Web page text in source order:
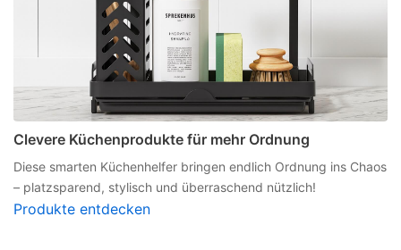
Clevere Küchenprodukte für mehr Ordnung
Diese smarten Küchenhelfer bringen endlich Ordnung ins Chaos
– platzsparend, stylisch und überraschend nützlich!
Produkte entdecken